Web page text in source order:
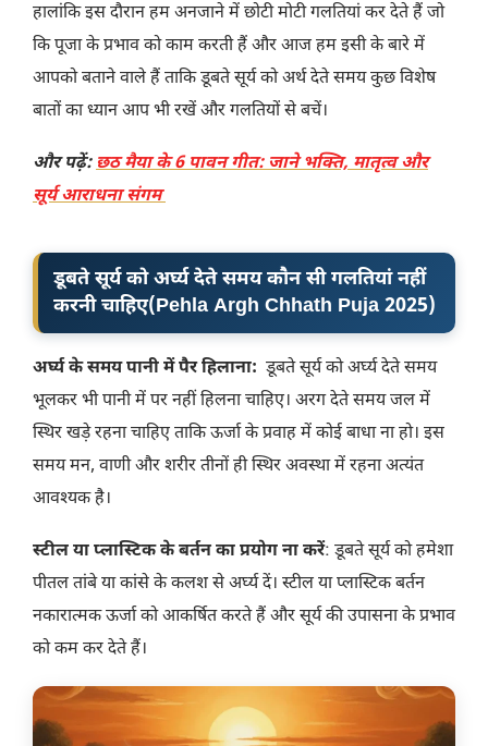
हालांकि इस दौरान हम अनजाने में छोटी मोटी गलतियां कर देते हैं जो
कि पूजा के प्रभाव को काम करती हैं और आज हम इसी के बारे में
आपको बताने वाले हैं ताकि डूबते सूर्य को अर्थ देते समय कुछ विशेष
बातों का ध्यान आप भी रखें और गलतियों से बचें।
और पढ़ें:छठ मैया के 6 पावन गीत: जाने भक्ति, मातृत्व और
सूर्य आराधना संगम
डूबते सूर्य को अर्घ्य देते समय कौन सी गलतियां नहीं
करनी चाहिए(Pehla Argh Chhath Puja 2025)
अर्घ्य के समय पानी में पैर हिलाना: डूबते सूर्य को अर्घ्य देते समय
भूलकर भी पानी में पर नहीं हिलना चाहिए। अरग देते समय जल में
स्थिर खड़े रहना चाहिए ताकि ऊर्जा के प्रवाह में कोई बाधा ना हो। इस
समय मन, वाणी और शरीर तीनों ही स्थिर अवस्था में रहना अत्यंत
आवश्यक है।
स्टील या प्लास्टिक के बर्तन का प्रयोग ना करें: डूबते सूर्य को हमेशा
पीतल तांबे या कांसे के कलश से अर्घ्य दें। स्टील या प्लास्टिक बर्तन
नकारात्मक ऊर्जा को आकर्षित करते हैं और सूर्य की उपासना के प्रभाव
को कम कर देते हैं।